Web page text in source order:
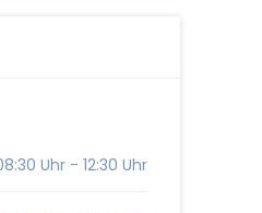
Uhr - 12:30 Uhr